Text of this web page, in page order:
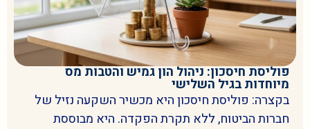
פוליסת חיסכון: ניהול הון גמיש והטבות מס
מיוחדות בגיל השלישי
בקצרה: פוליסת חיסכון היא מכשיר השקעה נזיל של
חברות הביטוח, ללא תקרת הפקדה. היא מבוססת